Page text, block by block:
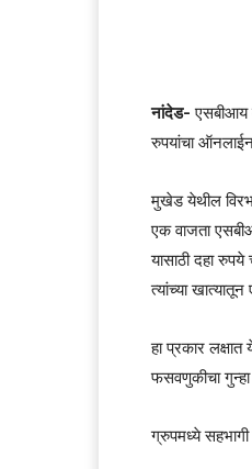
नांदेड- एसबीआय
रुपयांचा
मुखेड येथील
एक वाजता
यासाठी दहा
त्यांच्या
हा प्रकार लक्षात
फसवणुकीचा
ग्रुपमध्ये सहभागी